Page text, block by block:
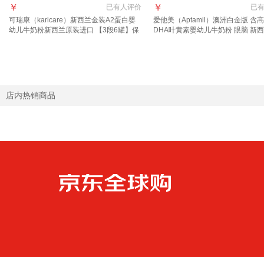
已有人评价
￥
可瑞康（karicare）新西兰金装A2蛋白婴
幼儿牛奶粉新西兰原装进口 【3段6罐】保
已有
￥
爱他美（Aptamil）澳洲白金版 含
DHA叶黄素婴幼儿牛奶粉 眼脑 新
店内热销商品